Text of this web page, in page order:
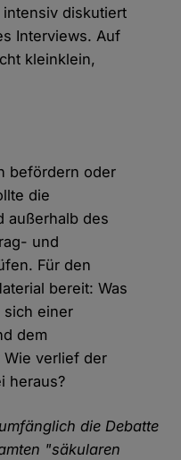
diskutiert
Interviews. Auf
kleinklein,
befördern oder
die
außerhalb des
und
Für den
bereit: Was
sich einer
dem
Wie verlief der
heraus?
die Debatte
"säkularen